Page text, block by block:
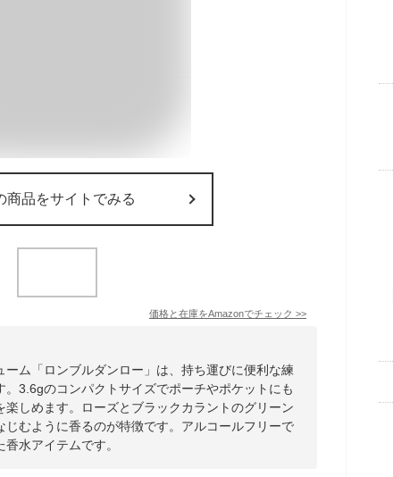
商品をサイトでみる
価格と在庫をAmazonでチェック >>
ム「ロンブルダンロー」は、持ち運びに便利な練
3.6gのコンパクトサイズでポーチやポケットにも
しめます。ローズとブラックカラントのグリーン
むように香るのが特徴です。アルコールフリーで
水アイテムです。